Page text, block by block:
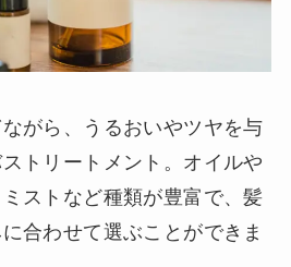
がら、うるおいやツヤを与
トリートメント。オイルや
ストなど種類が豊富で、髪
合わせて選ぶことができま